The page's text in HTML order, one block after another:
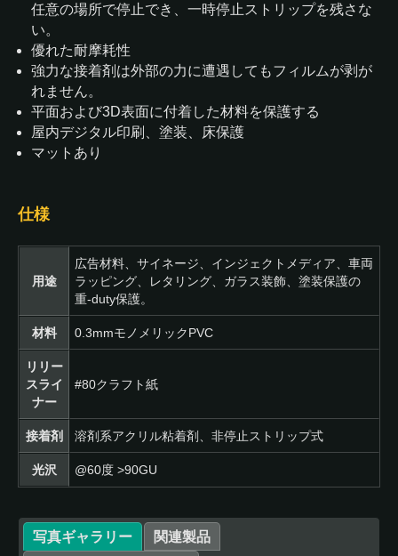
任意の場所で停止でき、一時停止ストリップを残さな
い。
優れた耐摩耗性
強力な接着剤は外部の力に遭遇してもフィルムが剥が
れません。
平面および3D表面に付着した材料を保護する
屋内デジタル印刷、塗装、床保護
マットあり
仕様
用途
広告材料、サイネージ、インジェクトメディア、車両
ラッピング、レタリング、ガラス装飾、塗装保護の
重-duty保護。
材料 0.3mmモノメリックPVC
リリー
スライ
ナー
#80クラフト紙
接着剤 溶剤系アクリル粘着剤、非停止ストリップ式
光沢 @60度 >90GU
写真ギャラリー
関連製品